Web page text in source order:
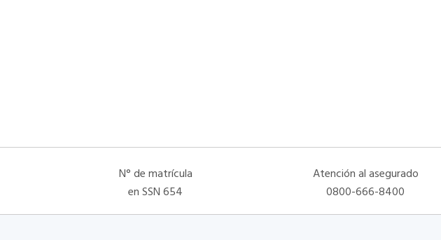
N° de matrícula
en SSN 654
Atención al asegurado
0800-666-8400